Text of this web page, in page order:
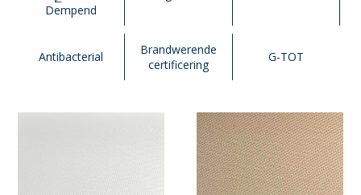
Dempend
Antibacterial
Brandwerende
certificering
G-TOT